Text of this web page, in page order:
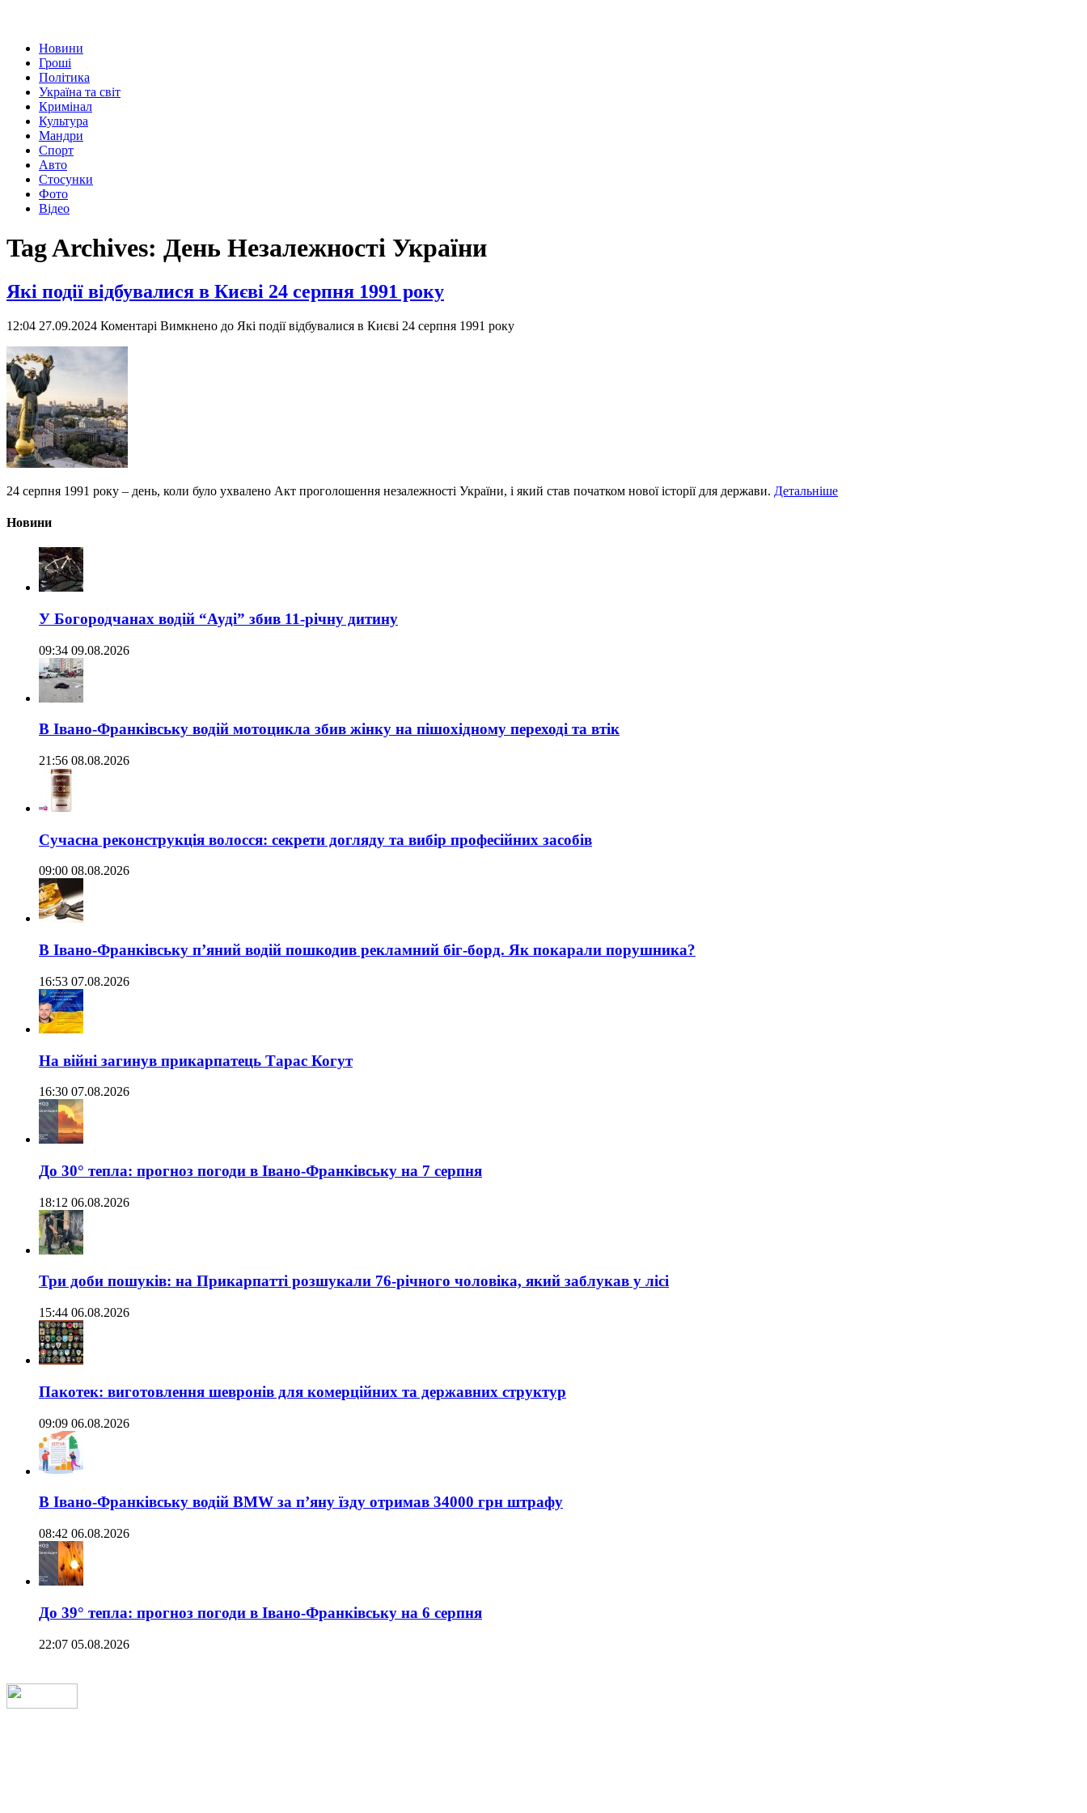
Новини
Гроші
Політика
Україна та світ
Кримінал
Культура
Мандри
Спорт
Авто
Стосунки
Фото
Відео
Tag Archives: День Незалежності України
Які події відбувалися в Києві 24 серпня 1991 року
12:04 27.09.2024 Коментарі Вимкнено до Які події відбувалися в Києві 24 серпня 1991 року
24 серпня 1991 року – день, коли було ухвалено Акт проголошення незалежності України, і який став початком нової історії для держави. Детальніше
Новини
У Богородчанах водій “Ауді” збив 11-річну дитину
09:34 09.08.2026
В Івано-Франківську водій мотоцикла збив жінку на пішохідному переході та втік
21:56 08.08.2026
Сучасна реконструкція волосся: секрети догляду та вибір професійних засобів
09:00 08.08.2026
В Івано-Франківську п’яний водій пошкодив рекламний біг-борд. Як покарали порушника?
16:53 07.08.2026
На війні загинув прикарпатець Тарас Когут
16:30 07.08.2026
До 30° тепла: прогноз погоди в Івано-Франківську на 7 серпня
18:12 06.08.2026
Три доби пошуків: на Прикарпатті розшукали 76-річного чоловіка, який заблукав у лісі
15:44 06.08.2026
Пакотек: виготовлення шевронів для комерційних та державних структур
09:09 06.08.2026
В Івано-Франківську водій BMW за п’яну їзду отримав 34000 грн штрафу
08:42 06.08.2026
До 39° тепла: прогноз погоди в Івано-Франківську на 6 серпня
22:07 05.08.2026